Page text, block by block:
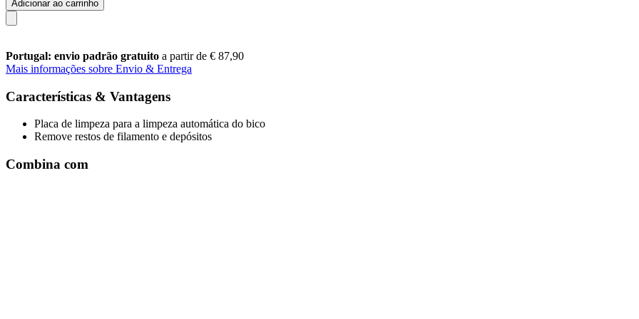
Adicionar ao carrinho
Portugal: envio padrão gratuito a partir de € 87,90
Mais informações sobre Envio & Entrega
Características & Vantagens
Placa de limpeza para a limpeza automática do bico
Remove restos de filamento e depósitos
Combina com